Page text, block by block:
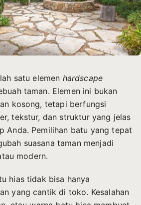
satu elemen hardscape
taman. Elemen ini bukan
kosong, tetapi berfungsi
tekstur, dan struktur yang jelas
Anda. Pemilihan batu yang tepat
suasana taman menjadi
modern.
hias tidak bisa hanya
yang cantik di toko. Kesalahan